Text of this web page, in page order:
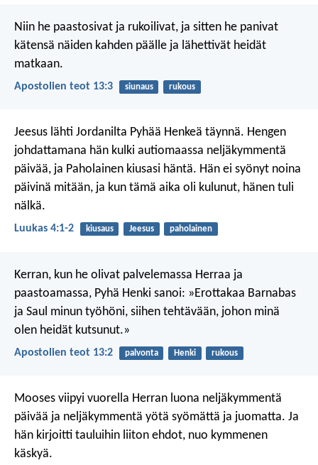
Niin he paastosivat ja rukoilivat, ja sitten he panivat
kätensä näiden kahden päälle ja lähettivät heidät
matkaan.
Apostolien teot 13:3 siunaus rukous
Jeesus lähti Jordanilta Pyhää Henkeä täynnä. Hengen
johdattamana hän kulki autiomaassa neljäkymmentä
päivää, ja Paholainen kiusasi häntä. Hän ei syönyt noina
päivinä mitään, ja kun tämä aika oli kulunut, hänen tuli
nälkä.
Luukas 4:1-2 kiusaus Jeesus paholainen
Kerran, kun he olivat palvelemassa Herraa ja
paastoamassa, Pyhä Henki sanoi: »Erottakaa Barnabas
ja Saul minun työhöni, siihen tehtävään, johon minä
olen heidät kutsunut.»
Apostolien teot 13:2 palvonta Henki rukous
Mooses viipyi vuorella Herran luona neljäkymmentä
päivää ja neljäkymmentä yötä syömättä ja juomatta. Ja
hän kirjoitti tauluihin liiton ehdot, nuo kymmenen
käskyä.